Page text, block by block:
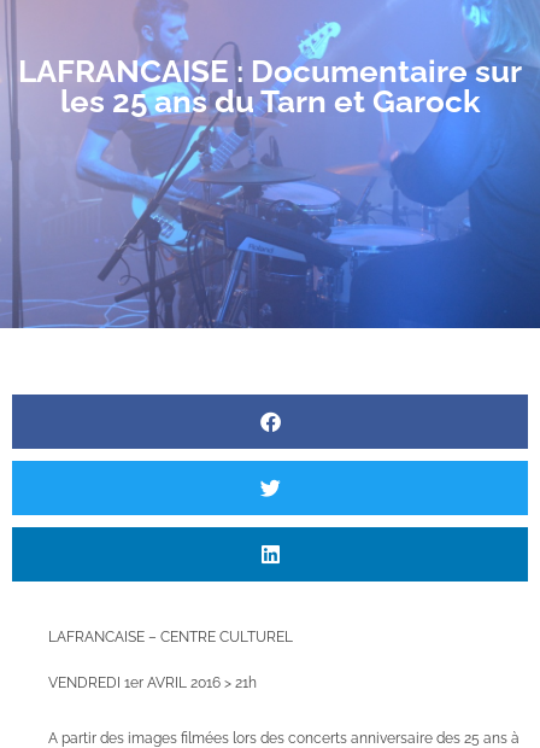
LAFRANCAISE : Documentaire sur
les 25 ans du Tarn et Garock
LAFRANCAISE – CENTRE CULTUREL
VENDREDI 1er AVRIL 2016 > 21h
A partir des images filmées lors des concerts anniversaire des 25 ans à